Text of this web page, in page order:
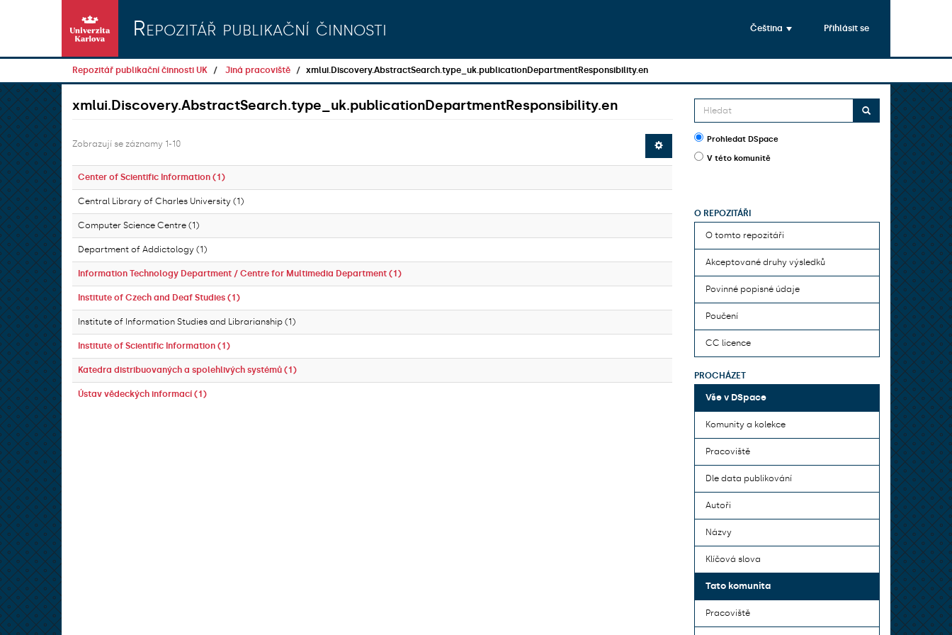
Repozitář publikační činnosti Čeština Přihlásit se
Repozitář publikační činnosti UK Jiná pracoviště xmlui.Discovery.AbstractSearch.type_uk.publicationDepartmentResponsibility.en
xmlui.Discovery.AbstractSearch.type_uk.publicationDepartmentResponsibility.en
Zobrazují se záznamy 1-10
Center of Scientific Information (1)
Central Library of Charles University (1)
Computer Science Centre (1)
Department of Addictology (1)
Information Technology Department / Centre for Multimedia Department (1)
Institute of Czech and Deaf Studies (1)
Institute of Information Studies and Librarianship (1)
Institute of Scientific Information (1)
Katedra distribuovaných a spolehlivých systémů (1)
Ústav vědeckých informací (1)
Prohledat DSpace
V této komunitě
O REPOZITÁŘI
O tomto repozitáři
Akceptované druhy výsledků
Povinné popisné údaje
Poučení
CC licence
PROCHÁZET
Vše v DSpace
Komunity a kolekce
Pracoviště
Dle data publikování
Autoři
Názvy
Klíčová slova
Tato komunita
Pracoviště